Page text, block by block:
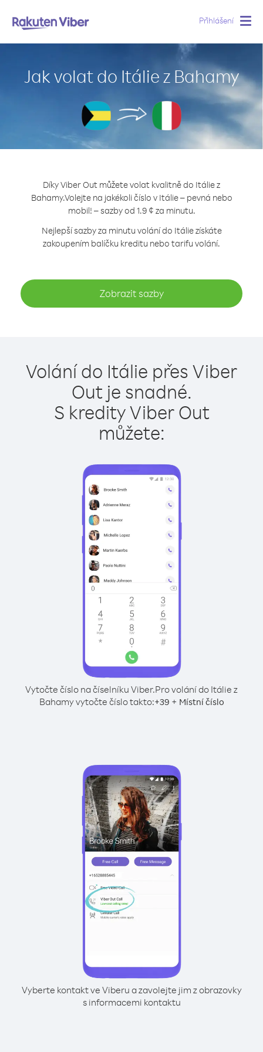
Přihlášení
Jak volat do Itálie z Bahamy
Díky Viber Out můžete volat kvalitně do Itálie z
Bahamy.Volejte na jakékoli číslo v Itálie – pevná nebo
mobil! – sazby od 1.9 ¢ za minutu.
Nejlepší sazby za minutu volání do Itálie získáte
zakoupením balíčku kreditu nebo tarifu volání.
Zobrazit sazby
Volání do Itálie přes Viber
Out je snadné.
S kredity Viber Out
můžete:
Vytočte číslo na číselníku Viber.Pro volání do Itálie z
Bahamy vytočte číslo takto:+39 + Místní číslo
Vyberte kontakt ve Viberu a zavolejte jim z obrazovky
s informacemi kontaktu